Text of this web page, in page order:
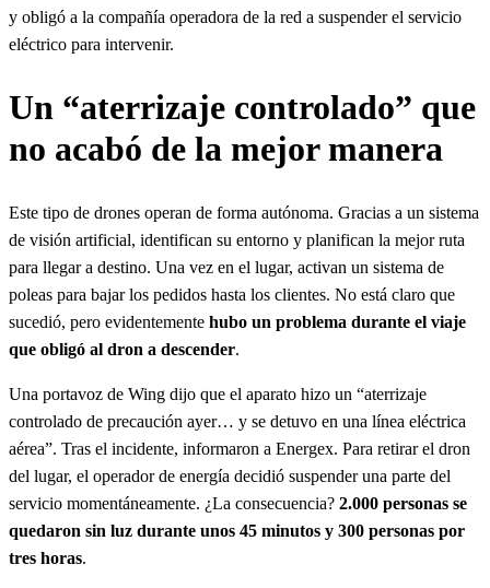
y obligó a la compañía operadora de la red a suspender el servicio
eléctrico para intervenir.
Un “aterrizaje controlado” que
no acabó de la mejor manera
Este tipo de drones operan de forma autónoma. Gracias a un sistema
de visión artificial, identifican su entorno y planifican la mejor ruta
para llegar a destino. Una vez en el lugar, activan un sistema de
poleas para bajar los pedidos hasta los clientes. No está claro que
sucedió, pero evidentemente hubo un problema durante el viaje
que obligó al dron a descender.
Una portavoz de Wing dijo que el aparato hizo un “aterrizaje
controlado de precaución ayer… y se detuvo en una línea eléctrica
aérea”. Tras el incidente, informaron a Energex. Para retirar el dron
del lugar, el operador de energía decidió suspender una parte del
servicio momentáneamente. ¿La consecuencia? 2.000 personas se
quedaron sin luz durante unos 45 minutos y 300 personas por
tres horas.